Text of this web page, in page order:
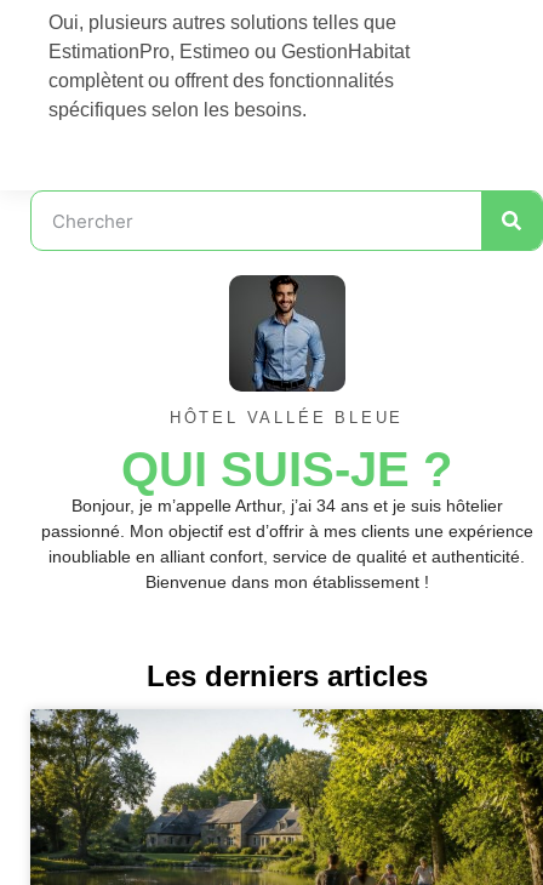
Oui, plusieurs autres solutions telles que
EstimationPro, Estimeo ou GestionHabitat
complètent ou offrent des fonctionnalités
spécifiques selon les besoins.
HÔTEL VALLÉE BLEUE
QUI SUIS-JE ?
Bonjour, je m’appelle Arthur, j’ai 34 ans et je suis hôtelier
passionné. Mon objectif est d’offrir à mes clients une expérience
inoubliable en alliant confort, service de qualité et authenticité.
Bienvenue dans mon établissement !
Les derniers articles